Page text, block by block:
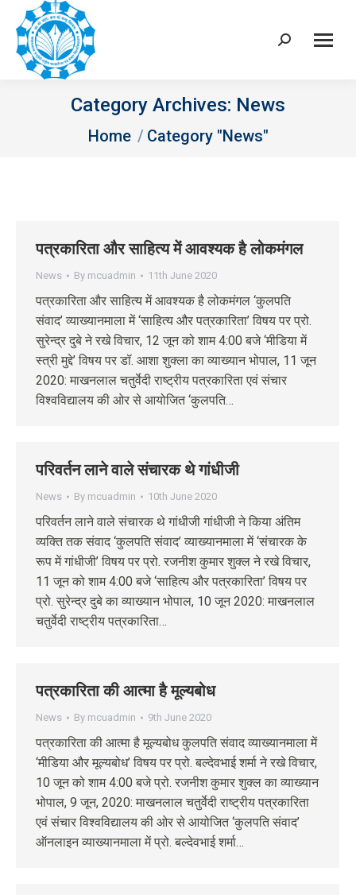
Search:
Category Archives: News
You are here:
Home Category "News"
पत्रकारिता और साहित्य में आवश्यक है लोकमंगल
News By mcuadmin 11th June 2020
पत्रकारिता और साहित्य में आवश्यक है लोकमंगल ‘कुलपति
संवाद’ व्याख्यानमाला में ‘साहित्य और पत्रकारिता’ विषय पर प्रो.
सुरेन्द्र दुबे ने रखे विचार, 12 जून को शाम 4:00 बजे ‘मीडिया में
स्त्री मुद्दे’ विषय पर डॉ. आशा शुक्ला का व्याख्यान भोपाल, 11 जून
2020: माखनलाल चतुर्वेदी राष्ट्रीय पत्रकारिता एवं संचार
विश्वविद्यालय की ओर से आयोजित ‘कुलपति…
परिवर्तन लाने वाले संचारक थे गांधीजी
News By mcuadmin 10th June 2020
परिवर्तन लाने वाले संचारक थे गांधीजी गांधीजी ने किया अंतिम
व्यक्ति तक संवाद ‘कुलपति संवाद’ व्याख्यानमाला में ‘संचारक के
रूप में गांधीजी’ विषय पर प्रो. रजनीश कुमार शुक्ल ने रखे विचार,
11 जून को शाम 4:00 बजे ‘साहित्य और पत्रकारिता’ विषय पर
प्रो. सुरेन्द्र दुबे का व्याख्यान भोपाल, 10 जून 2020: माखनलाल
चतुर्वेदी राष्ट्रीय पत्रकारिता…
पत्रकारिता की आत्मा है मूल्यबोध
News By mcuadmin 9th June 2020
पत्रकारिता की आत्मा है मूल्यबोध कुलपति संवाद व्याख्यानमाला में
‘मीडिया और मूल्यबोध’ विषय पर प्रो. बल्देवभाई शर्मा ने रखे विचार,
10 जून को शाम 4:00 बजे प्रो. रजनीश कुमार शुक्ल का व्याख्यान
भोपाल, 9 जून, 2020: माखनलाल चतुर्वेदी राष्ट्रीय पत्रकारिता
एवं संचार विश्वविद्यालय की ओर से आयोजित ‘कुलपति संवाद’
ऑनलाइन व्याख्यानमाला में प्रो. बल्देवभाई शर्मा…